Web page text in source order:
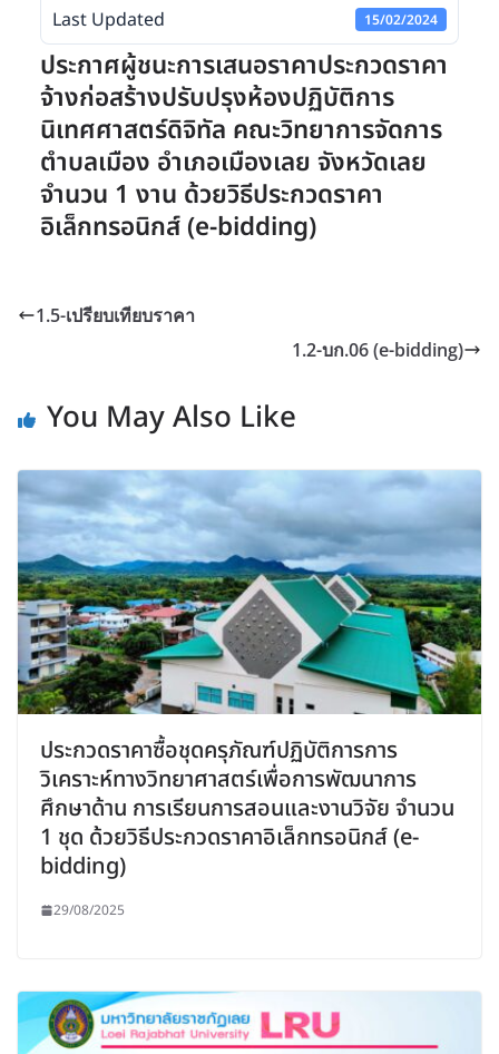
Last Updated 15/02/2024
ประกาศผู้ชนะการเสนอราคาประกวดราคา
จ้างก่อสร้างปรับปรุงห้องปฏิบัติการ
นิเทศศาสตร์ดิจิทัล คณะวิทยาการจัดการ
ตำบลเมือง อำเภอเมืองเลย จังหวัดเลย
จำนวน 1 งาน ด้วยวิธีประกวดราคา
อิเล็กทรอนิกส์ (e-bidding)
1.5-เปรียบเทียบราคา
1.2-บก.06 (e-bidding)
You May Also Like
ประกวดราคาซื้อชุดครุภัณฑ์ปฏิบัติการการ
วิเคราะห์ทางวิทยาศาสตร์เพื่อการพัฒนาการ
ศึกษาด้าน การเรียนการสอนและงานวิจัย จำนวน
1 ชุด ด้วยวิธีประกวดราคาอิเล็กทรอนิกส์ (e-
bidding)
29/08/2025